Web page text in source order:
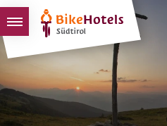
BIKEHOTELS
HOTELS & PAKETE
TOUREN & REVIERE